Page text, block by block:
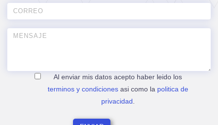
Al enviar mis datos acepto haber leido los
terminos y condicionesasi como la politica de
privacidad